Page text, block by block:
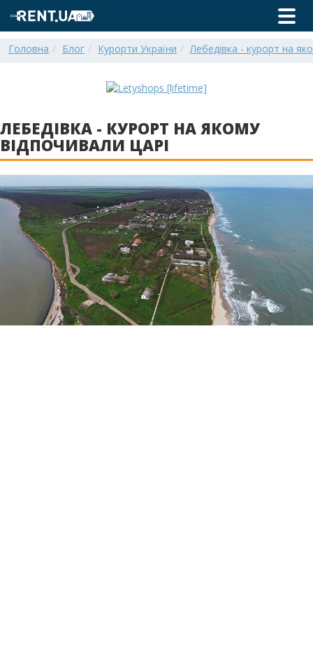
Головна Блог Курорти України Лебедівка - курорт на
ЛЕБЕДІВКА - КУРОРТ НА ЯКОМУ
ВІДПОЧИВАЛИ ЦАРІ